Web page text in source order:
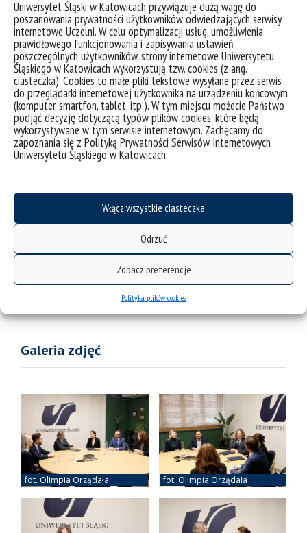
Uniwersytet Śląski w Katowicach przywiązuje dużą wagę do
poszanowania prywatności użytkowników odwiedzających serwisy
internetowe Uczelni. W celu optymalizacji usług, umożliwienia
prawidłowego funkcjonowania i zapisywania ustawień
poszczególnych użytkowników, strony internetowe Uniwersytetu
Śląskiego w Katowicach wykorzystują tzw. cookies (z ang.
ciasteczka). Cookies to małe pliki tekstowe wysyłane przez serwis
do przeglądarki internetowej użytkownika na urządzeniu końcowym
(komputer, smartfon, tablet, itp.). W tym miejscu możecie Państwo
podjąć decyzję dotyczącą typów plików cookies, które będą
wykorzystywane w tym serwisie internetowym. Zachęcamy do
zapoznania się z Polityką Prywatności Serwisów Internetowych
Uniwersytetu Śląskiego w Katowicach.
Włącz wszystkie ciasteczka
Odrzuć
Zobacz preferencje
Polityka plików cookies
prowadzenia badań, a także transformacji regionu poprzez
naukę. Dzięki uwzględnieniu w projektowaniu tych działań
elementów odnoszących się do społecznej
odpowiedzialności nauki, mają one również bezpośredni
wpływ na mieszkańców regionu, budując zaufanie do nauki i
odporność na wyzwania współczesności.
Galeria zdjęć